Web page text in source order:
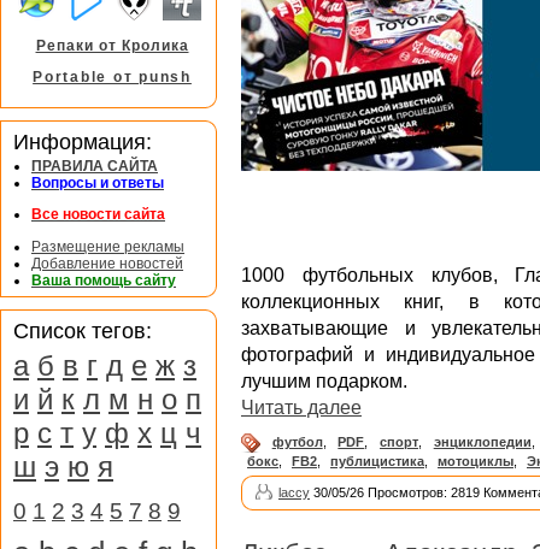
1000 футбольных клубов,
коллекционных книг, в
захватывающие и
фотографий и
лучшим подарком.
Читать далее
футбол, PDF спорт энциклопедии
бокс
FB2 публицистика мотоциклы
laccy 30/05/26 Просмотров: 2819
Репаки от Кролика
Portable от punsh
Информация:
ПРАВИЛА САЙТА
Вопросы и ответы
Все новости сайта
Размещение рекламы
Добавление новостей
Ваша помощь сайту
Список тегов:
а б в г д е ж з
и й к л м н о п
р с т у ф х ц ч
ш э ю я
0 1 2 3 4 5 7 8 9